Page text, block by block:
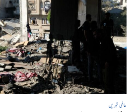
عالمی خبریں